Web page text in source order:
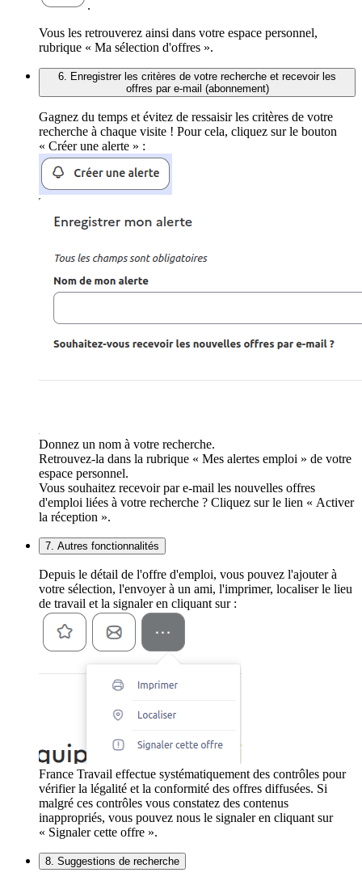
.
Vous les retrouverez ainsi dans votre espace personnel,
rubrique « Ma sélection d'offres ».
6. Enregistrer les critères de votre recherche et recevoir les
offres par e-mail (abonnement)
Gagnez du temps et évitez de ressaisir les critères de votre
recherche à chaque visite ! Pour cela, cliquez sur le bouton
« Créer une alerte » :
Donnez un nom à votre recherche.
Retrouvez-la dans la rubrique « Mes alertes emploi » de votre
espace personnel.
Vous souhaitez recevoir par e-mail les nouvelles offres
d'emploi liées à votre recherche ? Cliquez sur le lien « Activer
la réception ».
7. Autres fonctionnalités
Depuis le détail de l'offre d'emploi, vous pouvez l'ajouter à
votre sélection, l'envoyer à un ami, l'imprimer, localiser le lieu
de travail et la signaler en cliquant sur :
France Travail effectue systématiquement des contrôles pour
vérifier la légalité et la conformité des offres diffusées. Si
malgré ces contrôles vous constatez des contenus
inappropriés, vous pouvez nous le signaler en cliquant sur
« Signaler cette offre ».
8. Suggestions de recherche